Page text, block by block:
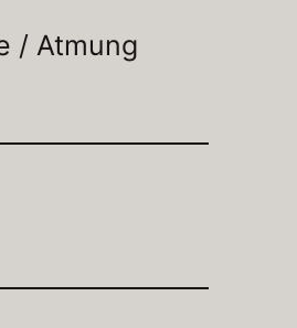
/ Atmung